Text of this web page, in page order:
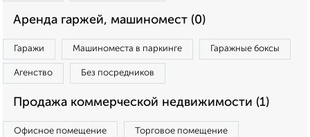
Аренда гаржей, машиномест (0)
Гаражи Машиноместа в паркинге Гаражные боксы
Агенство Без посредников
Продажа коммерческой недвижимости (1)
Офисное помещение Торговое помещение